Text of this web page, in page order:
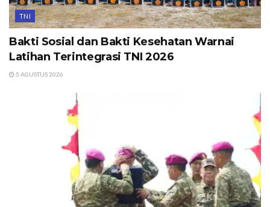
TNI
Bakti Sosial dan Bakti Kesehatan Warnai
Latihan Terintegrasi TNI 2026
5 AGUSTUS 2026